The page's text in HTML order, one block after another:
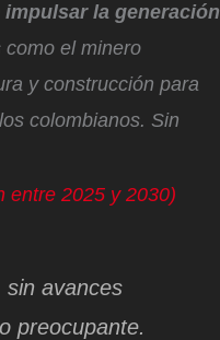
la generación
como el minero
y construcción para
colombianos. Sin
entre 2025 y 2030)
avances
preocupante.